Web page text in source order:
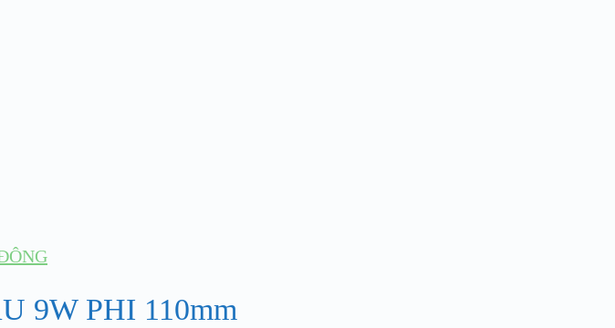
9W PHI 110mm